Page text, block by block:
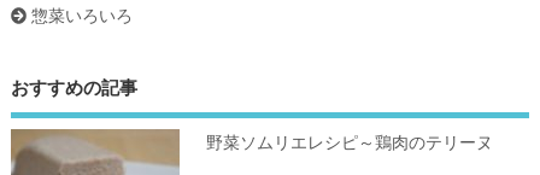
惣菜いろいろ
おすすめの記事
野菜ソムリエレシピ～鶏肉のテリーヌ